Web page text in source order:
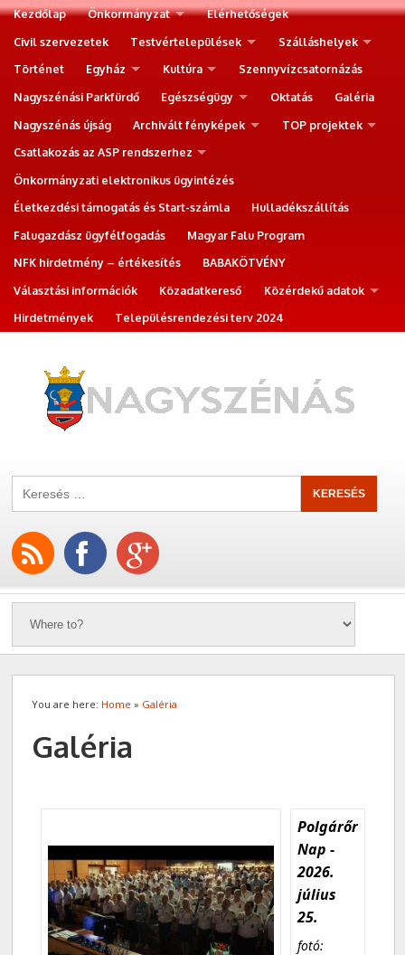
Kezdőlap Önkormányzat
Elérhetőségek
Civil szervezetek
Testvértelepülések
Szálláshelyek
Történet
Egyház Kultúra
Szennyvízcsatornázás
Nagyszénási Parkfürdő
Egészségügy Oktatás
Galéria
Nagyszénás újság
Archivált fényképek
TOP projektek
Csatlakozás az ASP rendszerhez
Önkormányzati elektronikus ügyintézés
Életkezdési támogatás és Start-számla
Hulladékszállítás
Falugazdász ügyfélfogadás
Magyar Falu Program
NFK hirdetmény – értékesítés
BABAKÖTVÉNY
Választási információk
Közadatkereső
Közérdekű adatok
Hirdetmények
Településrendezési terv 2024
You are here: Home » Galéria
Galéria
Polgárőr
Nap -
2026.
július
25.
fotó: